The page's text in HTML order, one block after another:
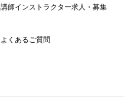
講師インストラクター求人・募集
よくあるご質問